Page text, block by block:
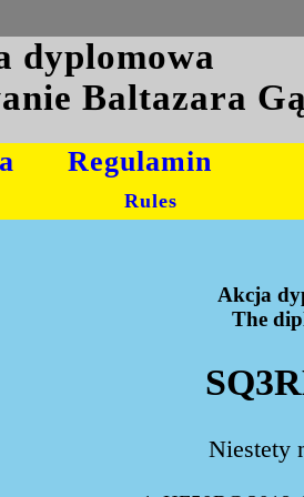
dyplomowa
Baltazara
Regulamin
Rules
Akcja
The
Niestety